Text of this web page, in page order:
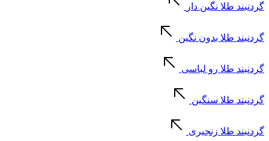
گردنبند طلا نگین دار
گردنبند طلا بدون نگین
گردنبند طلا رو لباسی
گردنبند طلا سنگین
گردنبند طلا زنجیری